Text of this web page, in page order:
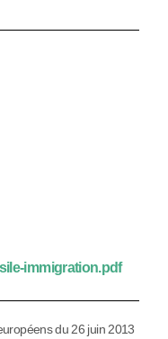
immigration.pdf
du 26 juin 2013